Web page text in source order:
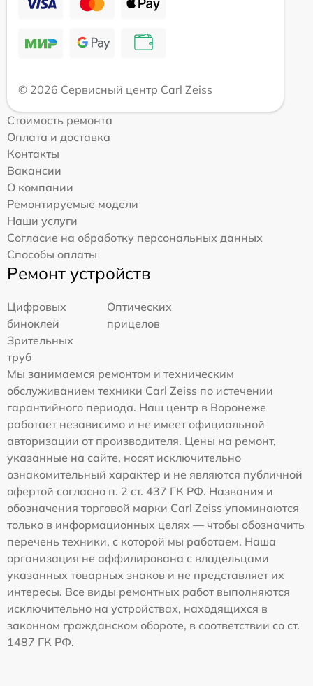
© 2026 Сервисный центр Carl Zeiss
Стоимость ремонта
Оплата и доставка
Контакты
Вакансии
О компании
Ремонтируемые модели
Наши услуги
Согласие на обработку персональных данных
Способы оплаты
Ремонт устройств
Цифровых
биноклей
Оптических
прицелов
Зрительных
труб
Мы занимаемся ремонтом и техническим
обслуживанием техники Carl Zeiss по истечении
гарантийного периода. Наш центр в Воронеже
работает независимо и не имеет официальной
авторизации от производителя. Цены на ремонт,
указанные на сайте, носят исключительно
ознакомительный характер и не являются публичной
офертой согласно п. 2 ст. 437 ГК РФ. Названия и
обозначения торговой марки Carl Zeiss упоминаются
только в информационных целях — чтобы обозначить
перечень техники, с которой мы работаем. Наша
организация не аффилирована с владельцами
указанных товарных знаков и не представляет их
интересы. Все виды ремонтных работ выполняются
исключительно на устройствах, находящихся в
законном гражданском обороте, в соответствии со ст.
1487 ГК РФ.